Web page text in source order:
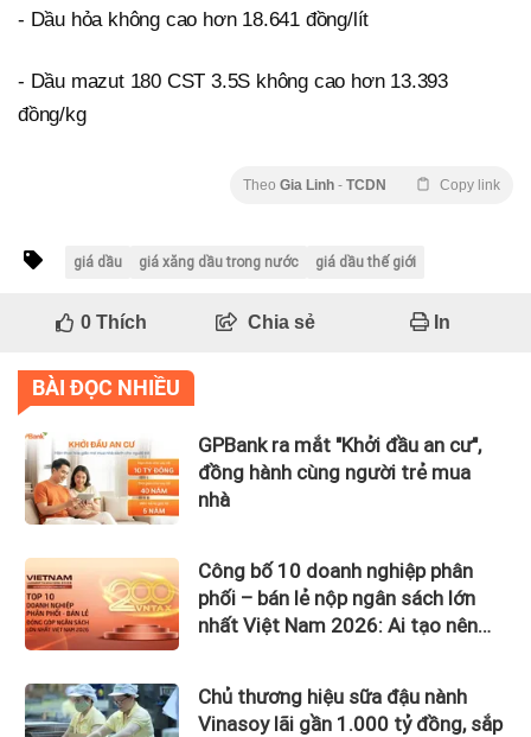
- Dầu hỏa không cao hơn 18.641 đồng/lít
- Dầu mazut 180 CST 3.5S không cao hơn 13.393
đồng/kg
Theo Gia Linh - TCDN Copy link
giá dầu giá xăng dầu trong nước giá dầu thế giới
0Thích Chia sẻ In
BÀI ĐỌC NHIỀU
GPBank ra mắt "Khởi đầu an cư",
đồng hành cùng người trẻ mua
nhà
Công bố 10 doanh nghiệp phân
phối – bán lẻ nộp ngân sách lớn
nhất Việt Nam 2026: Ai tạo nên
Chủ thương hiệu sữa đậu nành
Vinasoy lãi gần 1.000 tỷ đồng, sắp